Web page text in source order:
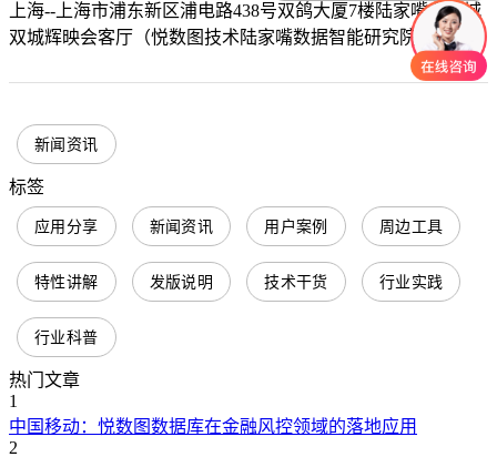
上海--上海市浦东新区浦电路438号双鸽大厦7楼陆家嘴金融城
双城辉映会客厅（悦数图技术陆家嘴数据智能研究院）
新闻资讯
标签
应用分享 新闻资讯 用户案例 周边工具
特性讲解 发版说明 技术干货 行业实践
行业科普
热门文章
1
中国移动：悦数图数据库在金融风控领域的落地应用
2